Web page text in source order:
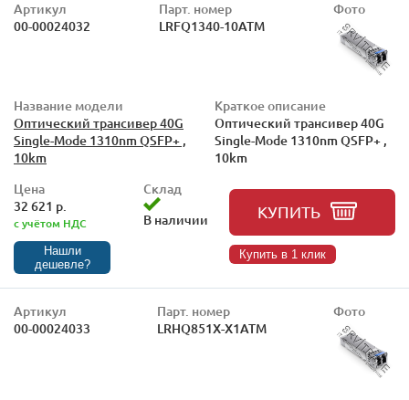
Артикул
00-00024032
Парт. номер
LRFQ1340-10ATM
Фото
Название модели
Оптический трансивер 40G
Single-Mode 1310nm QSFP+ ,
10km
Краткое описание
Оптический трансивер 40G
Single-Mode 1310nm QSFP+ ,
10km
Цена
32 621 р.
с учётом НДС
Нашли
дешевле?
Склад
В наличии
КУПИТЬ
Купить в 1 клик
Артикул
00-00024033
Парт. номер
LRHQ851X-X1ATM
Фото